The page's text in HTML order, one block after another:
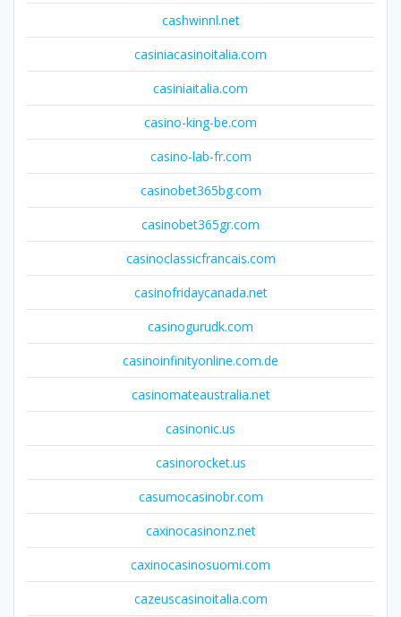
cashwinnl.net
casiniacasinoitalia.com
casiniaitalia.com
casino-king-be.com
casino-lab-fr.com
casinobet365bg.com
casinobet365gr.com
casinoclassicfrancais.com
casinofridaycanada.net
casinogurudk.com
casinoinfinityonline.com.de
casinomateaustralia.net
casinonic.us
casinorocket.us
casumocasinobr.com
caxinocasinonz.net
caxinocasinosuomi.com
cazeuscasinoitalia.com